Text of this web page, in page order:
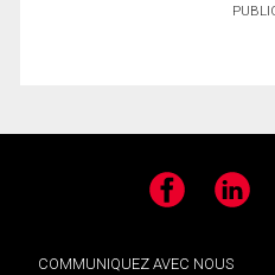
Facebook LinkedIn
COMMUNIQUEZ AVEC NOUS